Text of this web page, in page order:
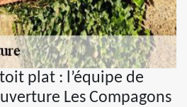
plat : l’équipe de
Les Compagons